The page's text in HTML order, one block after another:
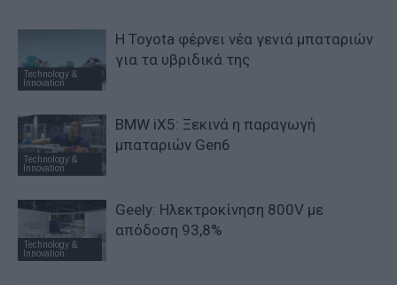
Technology &
Innovation
Η Toyota φέρνει νέα γενιά μπαταριών
για τα υβριδικά της
Technology &
Innovation
BMW iX5: Ξεκινά η παραγωγή
μπαταριών Gen6
Technology &
Innovation
Geely: Ηλεκτροκίνηση 800V με
απόδοση 93,8%